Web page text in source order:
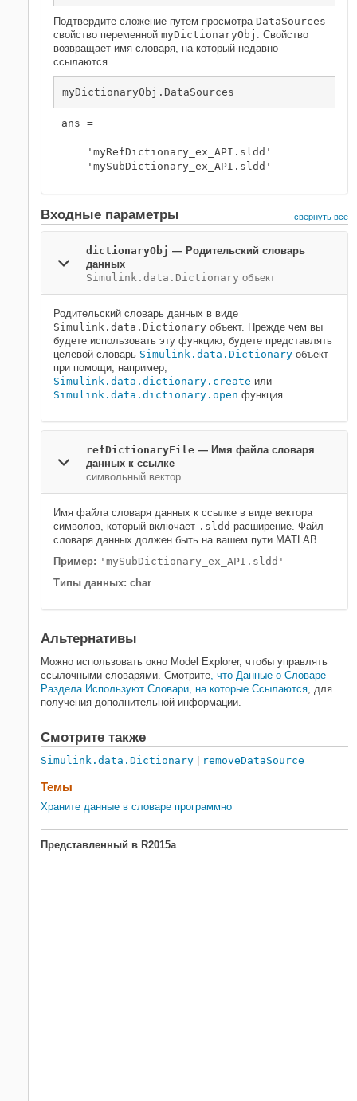
Подтвердите сложение путем просмотра DataSources
свойство переменной myDictionaryObj . Свойство
возвращает имя словаря, на который недавно
ссылаются.
myDictionaryObj.DataSources
ans =
    'myRefDictionary_ex_API.sldd'
    'mySubDictionary_ex_API.sldd'
Входные параметры свернуть все
dictionaryObj — Родительский словарь
данных
Simulink.data.Dictionary объект
Родительский словарь данных в виде
Simulink.data.Dictionary объект. Прежде чем вы
будете использовать эту функцию, будете представлять
целевой словарь Simulink.data.Dictionary объект
при помощи, например,
Simulink.data.dictionary.create или
Simulink.data.dictionary.open функция.
refDictionaryFile — Имя файла словаря
данных к ссылке
символьный вектор
Имя файла словаря данных к ссылке в виде вектора
символов, который включает .sldd расширение. Файл
словаря данных должен быть на вашем пути MATLAB.
Пример: 'mySubDictionary_ex_API.sldd'
Типы данных: char
Альтернативы
Можно использовать окно Model Explorer, чтобы управлять
ссылочными словарями. Смотрите, что Данные о Словаре
Раздела Используют Словари, на которые Ссылаются, для
получения дополнительной информации.
Смотрите также
Simulink.data.Dictionary removeDataSource
Темы
Храните данные в словаре программно
Представленный в R2015a